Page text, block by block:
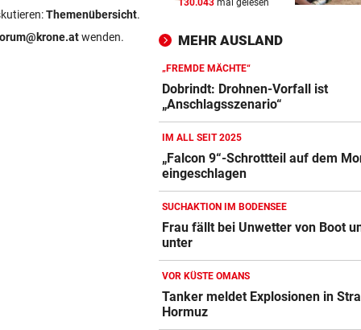
Themenübersicht.
wenden.
KEINE TICKETS NÖTIG
„Krone“-Fest 2026!
ÖFB-KICKER ALS ERSATZ
In Saalfelden erwartet! Ilzer-
vor RB-Wechsel
„FREMDE MÄCHTE“ vor
Dobrindt: Drohnen-Vorfall ist
„Anschlagsszenario“
130.043 mal gelesen
MEHR AUSLAND
„FREMDE MÄCHTE“
Dobrindt: Drohnen-Vorfall ist
„Anschlagsszenario“
IM ALL SEIT 2025
„Falcon 9“-Schrottteil auf dem
eingeschlagen
SUCHAKTION IM BODENSEE
Frau fällt bei Unwetter von Boot
unter
VOR KÜSTE OMANS
Tanker meldet Explosionen in
Hormuz